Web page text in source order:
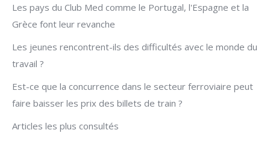
Les pays du Club Med comme le Portugal, l'Espagne et la
Grèce font leur revanche
Les jeunes rencontrent-ils des difficultés avec le monde du
travail ?
Est-ce que la concurrence dans le secteur ferroviaire peut
faire baisser les prix des billets de train ?
Articles les plus consultés